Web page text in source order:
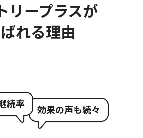
リープラスが
れる理由
続率 効果の声も続々